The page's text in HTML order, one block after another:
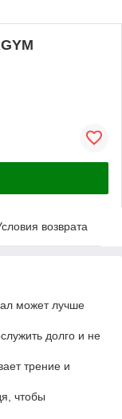
возврата
может лучше
долго и не
трение и
чтобы